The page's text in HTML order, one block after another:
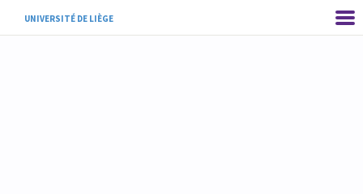
UNIVERSITÉ DE LIÈGE